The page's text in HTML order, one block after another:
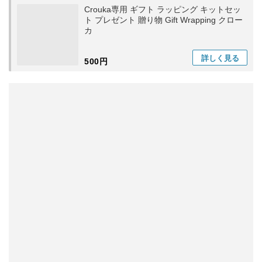
Crouka専用 ギフト ラッピング キットセッ
ト プレゼント 贈り物 Gift Wrapping クロー
カ
500円 詳しく 見る